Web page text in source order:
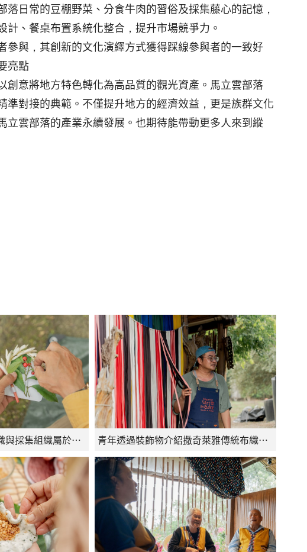
日常的豆棚野菜、分食牛肉的習俗及採集藤心的記憶，
、餐桌布置系統化整合，提升市場競爭力。
與，其創新的文化演繹方式獲得踩線參與者的一致好
亮點
意將地方特色轉化為高品質的觀光資產。馬立雲部落
準對接的典範。不僅提升地方的經濟效益，更是族群文化
雲部落的產業永續發展。也期待能帶動更多人來到縱
旅客在旅途中透過認識與採集組織屬於自己的五色祝福 青年透過裝飾物介紹撒奇萊雅傳統布織文化內容